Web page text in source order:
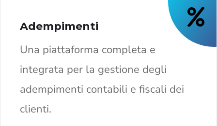
Adempimenti
Una piattaforma completa e
integrata per la gestione degli
adempimenti contabili e fiscali dei
clienti.